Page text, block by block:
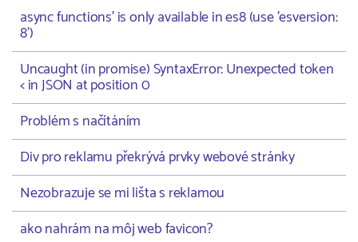
async functions' is only available in es8 (use 'esversion:
8')
Uncaught (in promise) SyntaxError: Unexpected token
< in JSON at position 0
Problém s načítáním
Div pro reklamu překrývá prvky webové stránky
Nezobrazuje se mi lišta s reklamou
ako nahrám na môj web favicon?